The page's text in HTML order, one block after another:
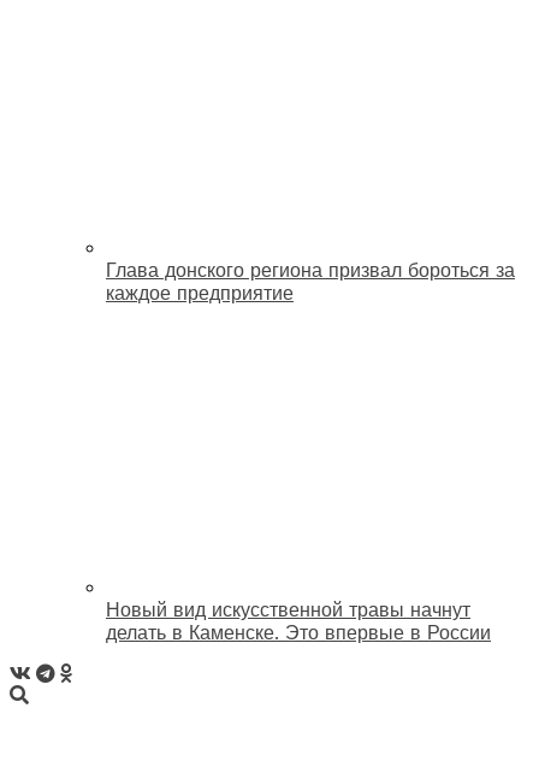
Глава донского региона призвал бороться за
каждое предприятие
Новый вид искусственной травы начнут
делать в Каменске. Это впервые в России